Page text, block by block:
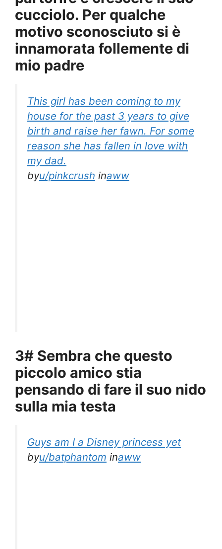
cucciolo. Per qualche
motivo sconosciuto si è
innamorata follemente di
mio padre
This girl has been coming to my
house for the past 3 years to give
birth and raise her fawn. For some
reason she has fallen in love with
my dad.
byu/pinkcrush inaww
3# Sembra che questo
piccolo amico stia
pensando di fare il suo nido
sulla mia testa
Guys am I a Disney princess yet
byu/batphantom inaww